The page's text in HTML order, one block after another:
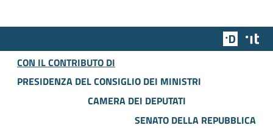
Team
CON IL CONTRIBUTO DI
PRESIDENZA DEL CONSIGLIO DEI MINISTRI
CAMERA DEI DEPUTATI
SENATO DELLA REPUBBLICA